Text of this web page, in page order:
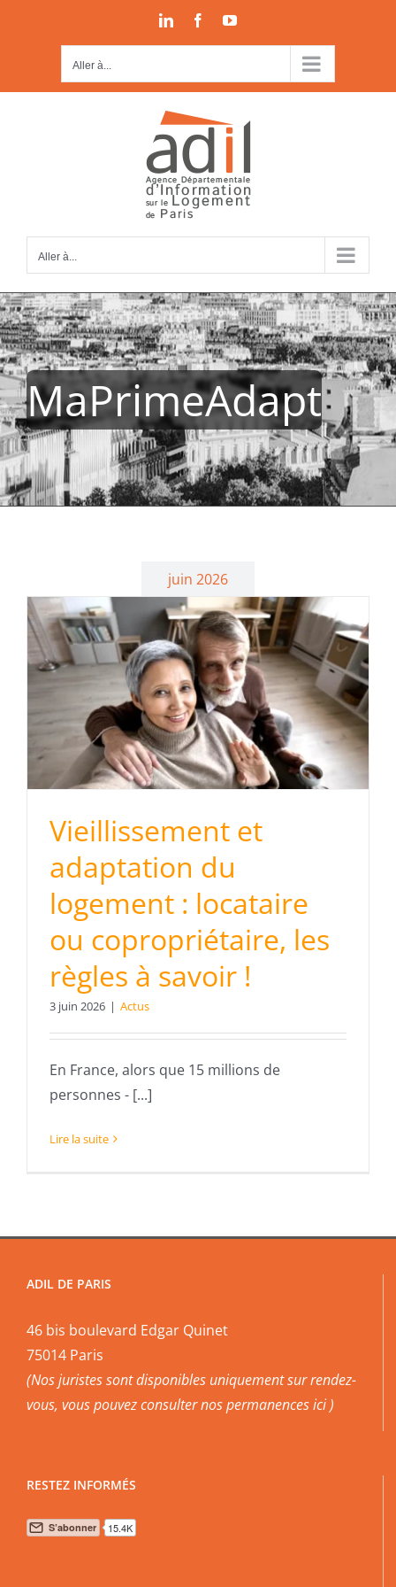
LinkedInFacebookYouTube
Aller à...
Aller à...
MaPrimeAdapt
juin 2026
Vieillissement et
adaptation du
logement : locataire
ou copropriétaire, les
règles à savoir !
3 juin 2026 | Actus
En France, alors que 15 millions de
personnes - [...]
Lire la suite
ADIL DE PARIS
46 bis boulevard Edgar Quinet
75014 Paris
(Nos juristes sont disponibles uniquement sur rendez-
vous, vous pouvezconsulter nos permanences ici )
RESTEZ INFORMÉS